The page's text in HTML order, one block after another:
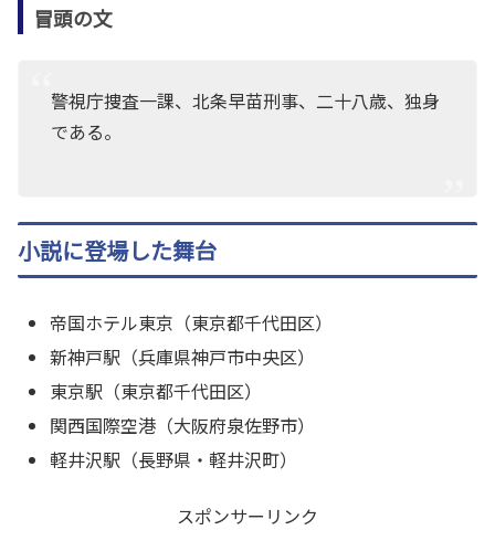
冒頭の文
警視庁捜査一課、北条早苗刑事、二十八歳、独身
である。
小説に登場した舞台
帝国ホテル東京（東京都千代田区）
新神戸駅（兵庫県神戸市中央区）
東京駅（東京都千代田区）
関西国際空港（大阪府泉佐野市）
軽井沢駅（長野県・軽井沢町）
スポンサーリンク